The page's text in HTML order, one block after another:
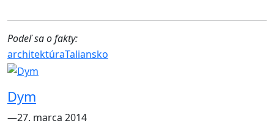
Podeľ sa o fakty:
architektúraTaliansko
Dym
―27. marca 2014